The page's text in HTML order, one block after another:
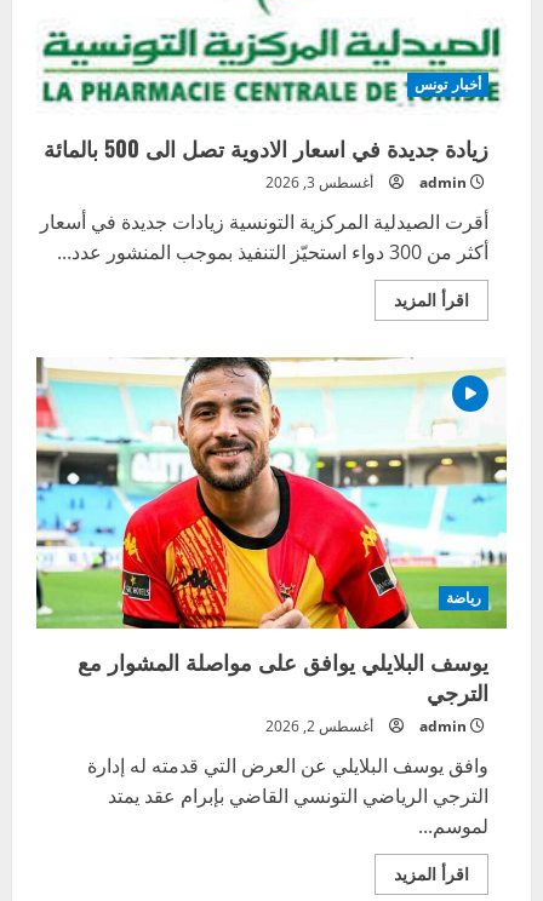
أخبار تونس
زيادة جديدة في اسعار الادوية تصل الى 500 بالمائة
admin أغسطس 3, 2026
أقرت الصيدلية المركزية التونسية زيادات جديدة في أسعار
أكثر من 300 دواء استحيّز التنفيذ بموجب المنشور عدد...
اقرأ المزيداقرأ
المزيد
جديدة
في
اسعار
الى
500
بالمائة
رياضة
يوسف البلايلي يوافق على مواصلة المشوار مع
الترجي
admin أغسطس 2, 2026
وافق يوسف البلايلي عن العرض التي قدمته له إدارة
الترجي الرياضي التونسي القاضي بإبرام عقد يمتد
لموسم...
اقرأ المزيد
المزيد